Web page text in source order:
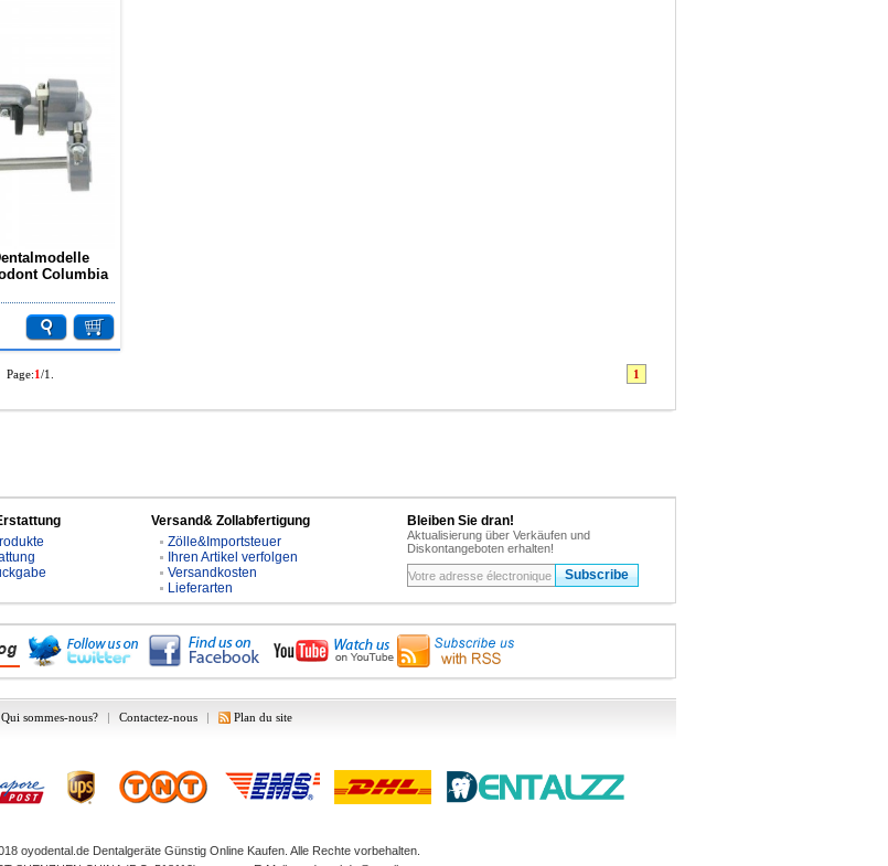
Columbia
1
Page:1/1.
Versand& Zollabfertigung
Zölle&Importsteuer
Ihren Artikel verfolgen
Versandkosten
Lieferarten
Bleiben Sie dran!
Aktualisierung über Verkäufen und
Diskontangeboten erhalten!
Qui sommes-nous? | Contactez-nous | Plan du site
oyodental.de Dentalgeräte Günstig Online Kaufen. Alle Rechte vorbehalten.